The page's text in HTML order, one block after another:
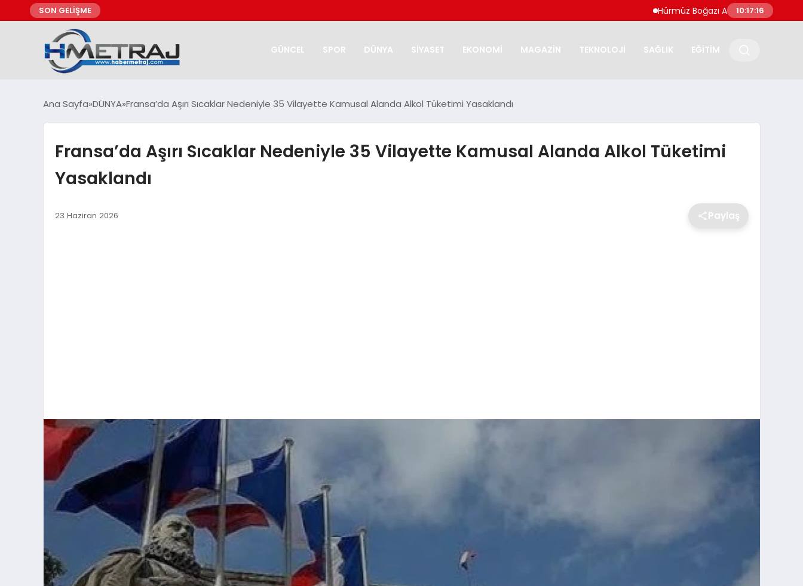
SON GELİŞME Hürmüz Boğazı Anlaşma Taslağına Son
10:17:17
GÜNCEL SPOR DÜNYA SİYASET EKONOMİ MAGAZİN TEKNOLOJİ SAĞLIK EĞİTİM
Ana Sayfa DÜNYA Fransa’da Aşırı Sıcaklar Nedeniyle 35 Vilayette Kamusal Alanda Alkol Tüketimi Yasaklandı
Fransa’da Aşırı Sıcaklar Nedeniyle 35 Vilayette Kamusal Alanda Alkol Tüketimi
Yasaklandı
23 Haziran 2026 Paylaş